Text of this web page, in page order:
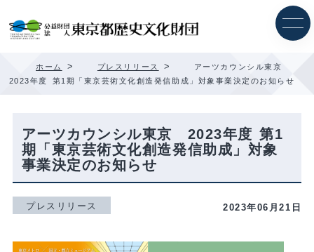
ッ
ホーム > プレスリリース >
アーツカウンシル東京
2023年度 第1期「東京芸術文化創造発信助成」対象事業決定のお知らせ
アーツカウンシル東京 2023年度 第1
期「東京芸術文化創造発信助成」対象
事業決定のお知らせ
プレスリリース 2023年06月21日